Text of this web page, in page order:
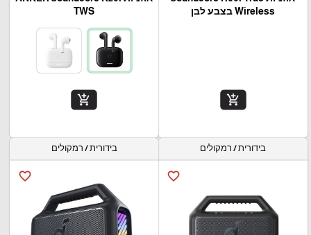
Wireless בצבע לבן
add_shopping_cart
TWS
add_shopping_cart
בידורית / רמקולים
favorite_border
בידורית / רמקולים
favorite_border